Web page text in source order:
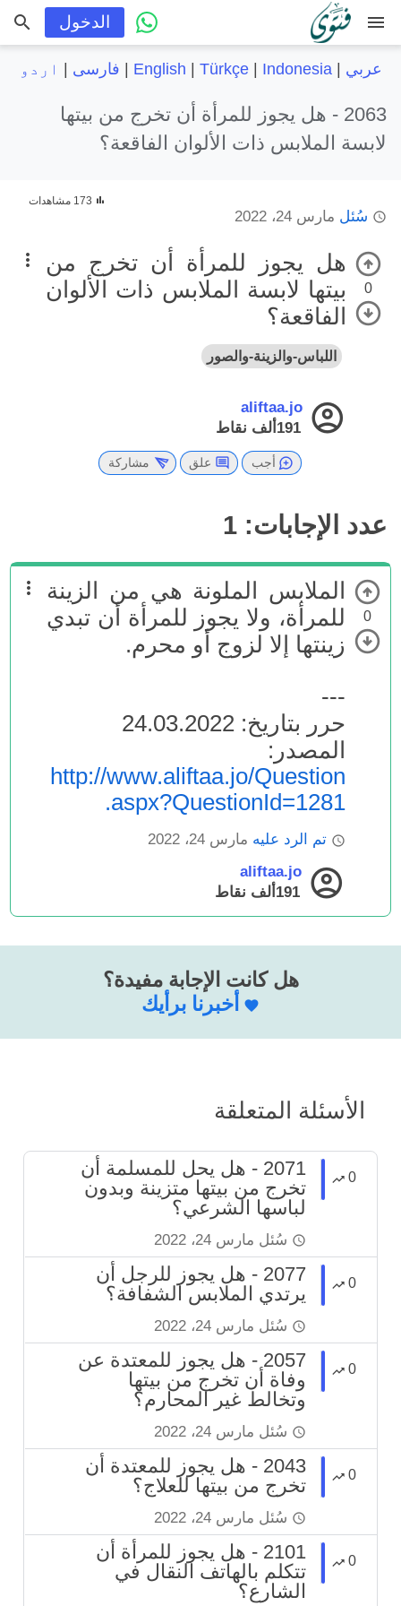
menu الدخول
عربي |
English Türkçe| Indonesia فارسی اردو
2063 -
هل يجوز للمرأة أن تخرج من بيتها
لابسة الملابس ذات الألوان الفاقعة؟
سُئل مارس 24، 2022
173 مشاهدات
0
هل يجوز للمرأة أن تخرج من
بيتها لابسة الملابس ذات الألوان
الفاقعة؟
اللباس-والزينة-والصور
aliftaa.jo
191ألف
نقاط
أجب علق مشاركة
عدد الإجابات: 1
0
الملابس الملونة هي من الزينة
للمرأة، ولا يجوز للمرأة أن تبدي
زينتها إلا لزوج أو محرم.
---
حرر بتاريخ: 24.03.2022
المصدر:
http://www.aliftaa.jo/Question
.aspx?QuestionId=1281
تم الرد عليه مارس 24، 2022
aliftaa.jo
191ألف
نقاط
هل كانت الإجابة مفيدة؟
أخبرنا برأيك
الأسئلة المتعلقة
0
2071 - هل يحل للمسلمة أن
تخرج من بيتها متزينة وبدون
لباسها الشرعي؟
سُئل مارس 24، 2022
0
2077 - هل يجوز للرجل أن
يرتدي الملابس الشفافة؟
سُئل مارس 24، 2022
0
2057 - هل يجوز للمعتدة عن
وفاة أن تخرج من بيتها
وتخالط غير المحارم؟
سُئل مارس 24، 2022
0
2043 - هل يجوز للمعتدة أن
تخرج من بيتها للعلاج؟
سُئل مارس 24، 2022
0
2101 - هل يجوز للمرأة أن
تتكلم بالهاتف النقال في
الشارع؟